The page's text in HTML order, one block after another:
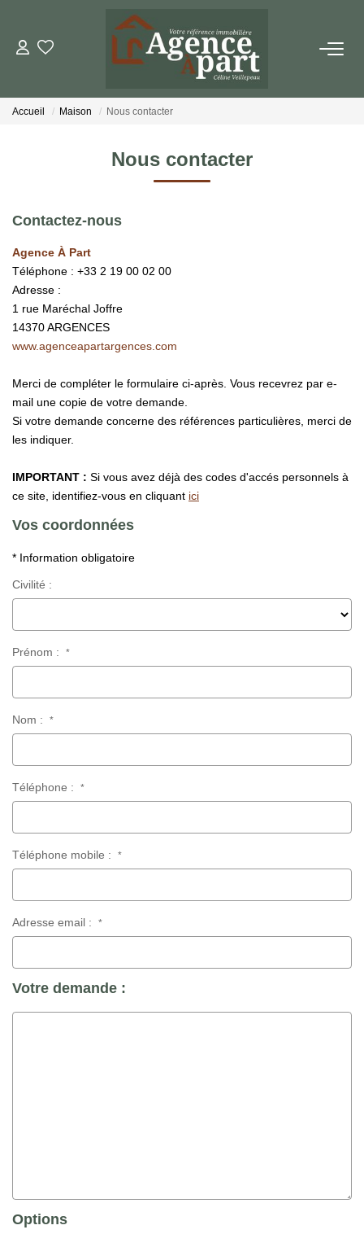
NOS BIENS
Notre Équipe
Nous Rejoindre
ACTUALITÉS
Accueil Maison Nous contacter
Nous contacter
Contactez-nous
Agence À Part
Téléphone : +33 2 19 00 02 00
Adresse :
1 rue Maréchal Joffre
14370ARGENCES
www.agenceapartargences.com
Merci de compléter le formulaire ci-après. Vous recevrez par e-
mail une copie de votre demande.
Si votre demande concerne des références particulières, merci de
les indiquer.
IMPORTANT : Si vous avez déjà des codes d'accés personnels à
ce site, identifiez-vous en cliquant ici
Vos coordonnées
* Information obligatoire
Civilité :
Prénom : *
Nom : *
Téléphone : *
Téléphone mobile : *
Adresse email : *
Votre demande :
Options